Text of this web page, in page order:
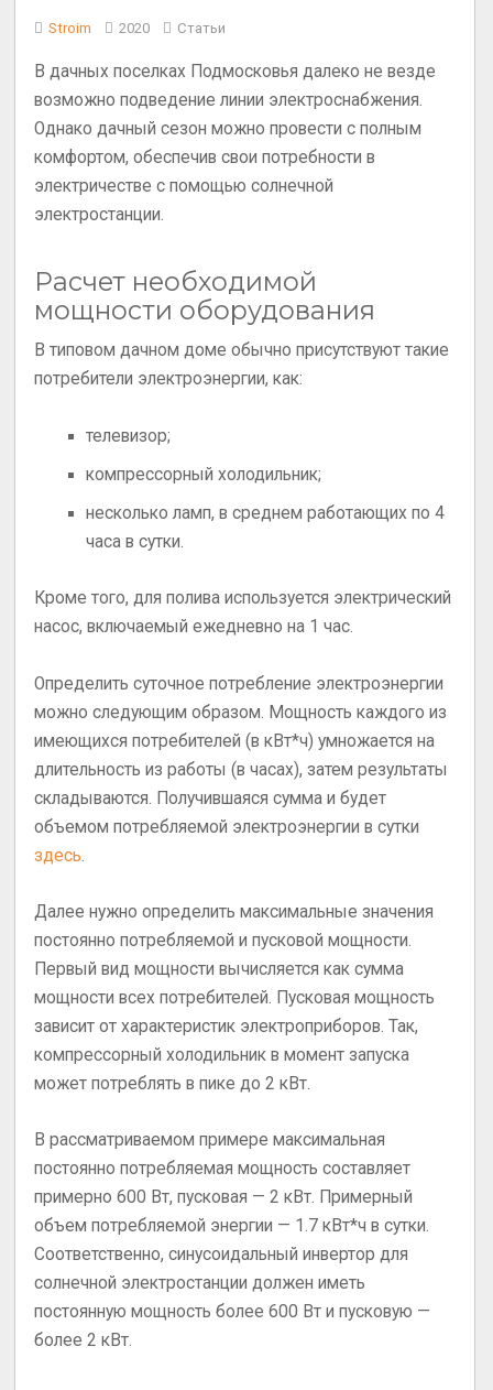
Stroim 2020 Статьи
В дачных поселках Подмосковья далеко не везде
возможно подведение линии электроснабжения.
Однако дачный сезон можно провести с полным
комфортом, обеспечив свои потребности в
электричестве с помощью солнечной
электростанции.
Расчет необходимой
мощности оборудования
В типовом дачном доме обычно присутствуют такие
потребители электроэнергии, как:
телевизор;
компрессорный холодильник;
несколько ламп, в среднем работающих по 4
часа в сутки.
Кроме того, для полива используется электрический
насос, включаемый ежедневно на 1 час.
Определить суточное потребление электроэнергии
можно следующим образом. Мощность каждого из
имеющихся потребителей (в кВт*ч) умножается на
длительность из работы (в часах), затем результаты
складываются. Получившаяся сумма и будет
объемом потребляемой электроэнергии в сутки
здесь
Далее нужно определить максимальные значения
постоянно потребляемой и пусковой мощности.
Первый вид мощности вычисляется как сумма
мощности всех потребителей. Пусковая мощность
зависит от характеристик электроприборов. Так,
компрессорный холодильник в момент запуска
может потреблять в пике до 2 кВт.
В рассматриваемом примере максимальная
постоянно потребляемая мощность составляет
примерно 600 Вт, пусковая — 2 кВт. Примерный
объем потребляемой энергии — 1.7 кВт*ч в сутки.
Соответственно, синусоидальный инвертор для
солнечной электростанции должен иметь
постоянную мощность более 600 Вт и пусковую —
более 2 кВт.